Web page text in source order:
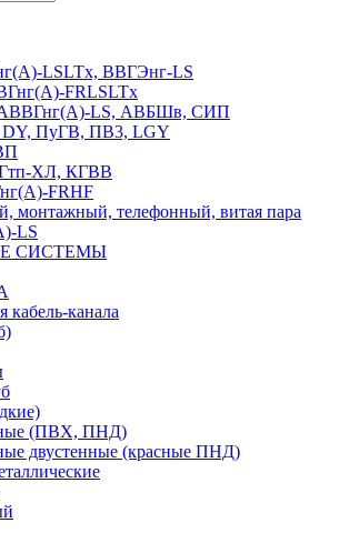
LSLTx, ВВГЭнг-LS
FRLSLTx
LS, АВБШв, СИП
ПуГВ, ПВ3, LGY
ХЛ, КГВВ
FRHF
монтажный, телефонный, витая пара
LS
СИСТЕМЫ
канала
(ПВХ, ПНД)
двустенные (красные ПНД)